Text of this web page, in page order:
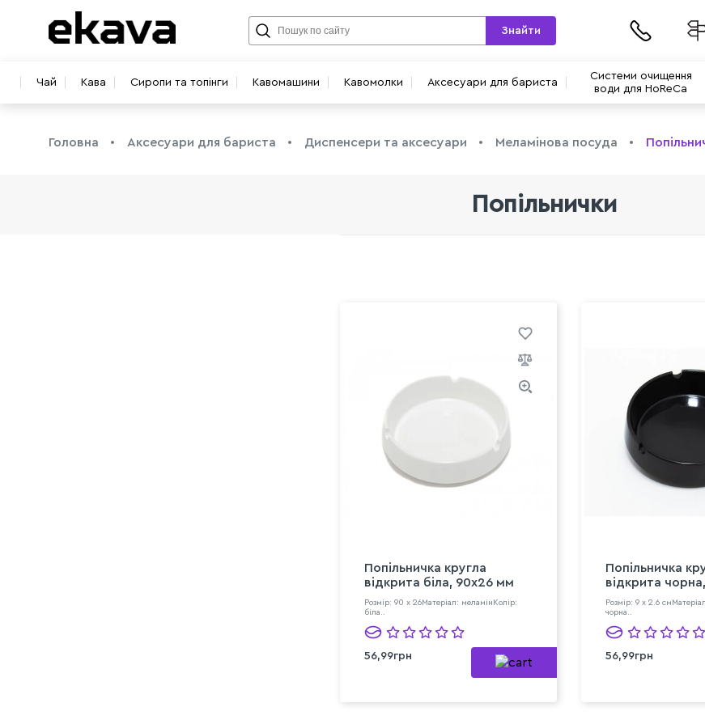
Чай Кава Сиропи та топінги Кавомашини Кавомолки Аксесуари для бариста
Системи очищення
води для HoReCa
Знайти
Головна Аксесуари для бариста Диспенсери та аксесуари Меламінова посуда
Попільнички
Попільничка кругла
відкрита біла, 90x26 мм
Розмір: 90 x 26Матеріал: меламінКолір:
біла..
56,99грн
Попільничка
відкрита
Розмір: 9 x 2.6
чорна..
56,99грн